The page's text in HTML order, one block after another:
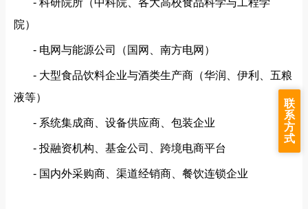
- 科研院所（中科院、各大高校食品科学与工程学
院）
- 电网与能源公司（国网、南方电网）
- 大型食品饮料企业与酒类生产商（华润、伊利、五粮
液等）
- 系统集成商、设备供应商、包装企业
- 投融资机构、基金公司、跨境电商平台
- 国内外采购商、渠道经销商、餐饮连锁企业
联
系
方
式